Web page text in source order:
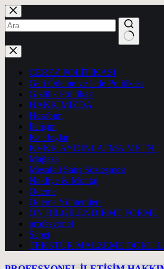
Skip
to
content
No
results
ÇEREZ POLİTİKASI
Geri Ödeme ve İade Politikası
Gizlilik Politikası
HAKKIMIZDA
Hesabım
İletişim
Kataloglar
KVKK AYDINLATMA METNİ
Mağaza
Mesafeli Satış Sözleşmesi
Nakliye & Montaj
Ödeme
Ödeme Yöntemleri
ÖN BİLGİLENDİRME FORMU
profesyonel
Sepet
TEKSTÜR MALZEME DOKU